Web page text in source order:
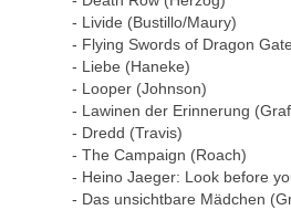
- Livide (Bustillo/Maury)
- Flying Swords of Dragon
- Liebe (Haneke)
- Looper (Johnson)
- Lawinen der Erinnerung
- Dredd (Travis)
- The Campaign (Roach)
- Heino Jaeger: Look before
- Das unsichtbare Mädchen